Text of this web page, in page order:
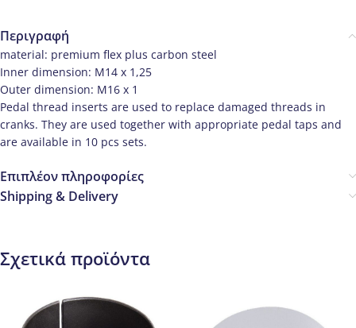
Περιγραφή
material: premium flex plus carbon steel
Inner dimension: M14 x 1,25
Outer dimension: M16 x 1
Pedal thread inserts are used to replace damaged threads in
cranks. They are used together with appropriate pedal taps and
are available in 10 pcs sets.
Επιπλέον πληροφορίες
Shipping & Delivery
Σχετικά προϊόντα